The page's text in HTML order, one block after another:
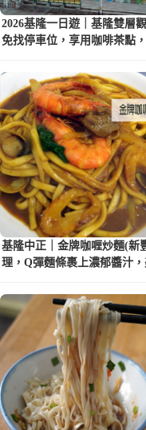
2026基隆一日遊｜基隆雙層
免找停車位，享用咖啡茶點
基隆中正｜金牌咖喱炒麵(新
理，Q彈麵條裹上濃郁醬汁